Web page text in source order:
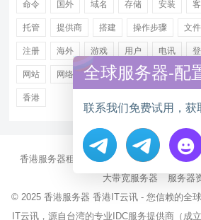
命令 国外 域名 存储 安装
托管 提供商 搭建 操作步骤 文件
注册 海外 游戏 用户 电讯
网站 网络 腾讯 虚拟主机 证书
香港
香港服务器租用 海外CN2服务器 站群多
大带宽服务器
服务器
© 2025 香港服务器 香港IT云讯 - 您信赖的全
IT云讯，源自台湾的专业IDC服务提供商（成
全球服务器-配
联系我们免费试用，获